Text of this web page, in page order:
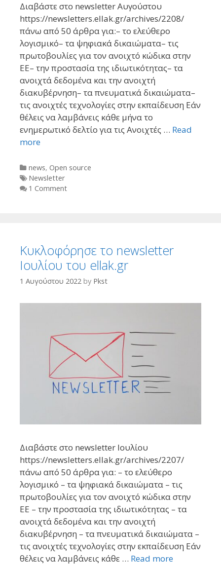
Διαβάστε στο newsletter Αυγούστου
https://newsletters.ellak.gr/archives/2208/
πάνω από 50 άρθρα για:– το ελεύθερο
λογισμικό– τα ψηφιακά δικαιώματα– τις
πρωτοβουλίες για τον ανοιχτό κώδικα στην
ΕΕ– την προστασία της ιδιωτικότητας– τα
ανοιχτά δεδομένα και την ανοιχτή
διακυβέρνηση– τα πνευματικά δικαιώματα–
τις ανοιχτές τεχνολογίες στην εκπαίδευση Εάν
θέλεις να λαμβάνεις κάθε μήνα το
ενημερωτικό δελτίο για τις Ανοιχτές … Read
more
Categories
news, Open source
Tags
Newsletter
1 Comment
Κυκλοφόρησε το newsletter
Ιουλίου του ellak.gr
1 Αυγούστου 2022 by Pkst
Διαβάστε στο newsletter Ιουλίου
https://newsletters.ellak.gr/archives/2207/
πάνω από 50 άρθρα για: – το ελεύθερο
λογισμικό – τα ψηφιακά δικαιώματα – τις
πρωτοβουλίες για τον ανοιχτό κώδικα στην
ΕΕ – την προστασία της ιδιωτικότητας – τα
ανοιχτά δεδομένα και την ανοιχτή
διακυβέρνηση – τα πνευματικά δικαιώματα –
τις ανοιχτές τεχνολογίες στην εκπαίδευση Εάν
θέλεις να λαμβάνεις κάθε … Read more